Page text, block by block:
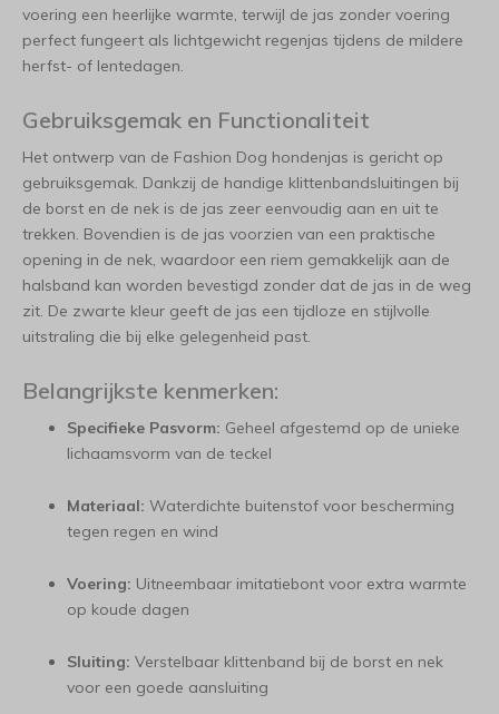
voering een heerlijke warmte, terwijl de jas zonder voering
perfect fungeert als lichtgewicht regenjas tijdens de mildere
herfst- of lentedagen.
Gebruiksgemak en Functionaliteit
Het ontwerp van de Fashion Dog hondenjas is gericht op
gebruiksgemak. Dankzij de handige klittenbandsluitingen bij
de borst en de nek is de jas zeer eenvoudig aan en uit te
trekken. Bovendien is de jas voorzien van een praktische
opening in de nek, waardoor een riem gemakkelijk aan de
halsband kan worden bevestigd zonder dat de jas in de weg
zit. De zwarte kleur geeft de jas een tijdloze en stijlvolle
uitstraling die bij elke gelegenheid past.
Belangrijkste kenmerken:
Specifieke Pasvorm: Geheel afgestemd op de unieke
lichaamsvorm van de teckel
Materiaal: Waterdichte buitenstof voor bescherming
tegen regen en wind
Voering: Uitneembaar imitatiebont voor extra warmte
op koude dagen
Sluiting: Verstelbaar klittenband bij de borst en nek
voor een goede aansluiting